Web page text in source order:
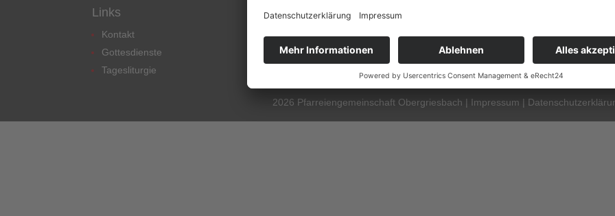
Links
Kontakt
Gottesdienste
Tagesliturgie
2026 Pfarreiengemeinschaft Obergriesbach | Impressum |